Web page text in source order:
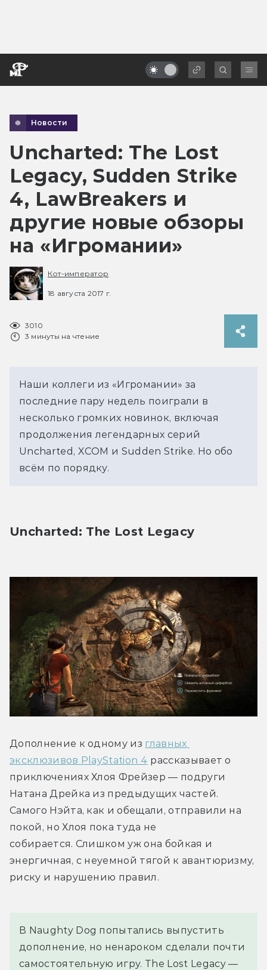
Новости
Uncharted: The Lost
Legacy, Sudden Strike
4, LawBreakers и
другие новые обзоры
на «Игромании»
Кот-император
18 августа 2017 г.
3010
3 минуты на чтение
Наши коллеги из «Игромании» за
последние пару недель поиграли в
несколько громких новинок, включая
продолжения легендарных серий
Uncharted, XCOM и Sudden Strike. Но обо
всём по порядку.
Uncharted: The Lost Legacy
Дополнение к одному из главных
эксклюзивов PlayStation 4 рассказывает о
приключениях Хлоя Фрейзер — подруги
Натана Дрейка из предыдущих частей.
Самого Нэйта, как и обещали, отправили на
покой, но Хлоя пока туда не
собирается. Слишком уж она бойкая и
энергичная, с неуемной тягой к авантюризму,
риску и нарушению правил.
В Naughty Dog попытались выпустить
дополнение, но ненароком сделали почти
самостоятельную игру. The Lost Legacy —